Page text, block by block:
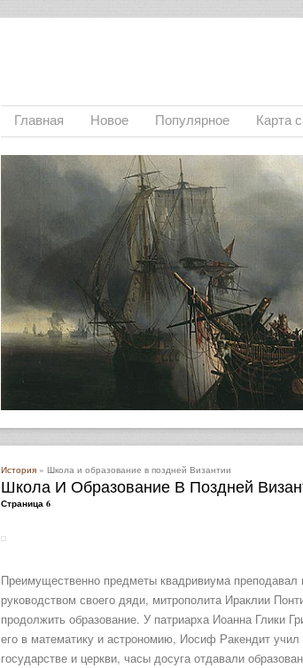
Главная Новое Популярное Карта
История » Школа и образование в поздней Византии
Школа И Образование В Поздней
Страница 6
Преимущественно предметы квадривиума
руководством своего дяди, митрополита Ираклии
продолжить образование. У патриарха Иоанна Глики
его в математику и астрономию, Иосиф Ракендит
государстве и церкви, часы досуга отдавали